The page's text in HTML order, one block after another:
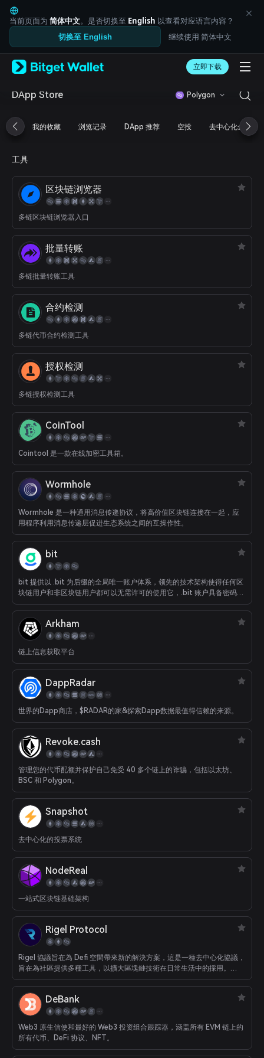
English
日本語
Tiếng Việt
Русский
Español (Latinoamérica)
Türkçe
Français
简体中文
繁體中文
Bahasa Indonesia
ภาษาไทย
العربية
Español
Português (Brasil)
Español (Argentina)
当前页面为 简体中文。是否切换至 English 以查看对应语言内容？
切换至 English 继续使用 简体中文
立即下载
DApp Store Polygon
我的收藏 浏览记录 DApp 推荐 空投 去中心化金融
工具
区块链浏览器
多链区块链浏览器入口
批量转账
多链批量转账工具
合约检测
多链代币合约检测工具
授权检测
多链授权检测工具
CoinTool
Cointool 是一款在线加密工具箱。
Wormhole
Wormhole 是一种通用消息传递协议，将高价值区块链连接在一起，应
用程序利用消息传递层促进生态系统之间的互操作性。
bit
bit 提供以 .bit 为后缀的全局唯一账户体系，领先的技术架构使得任何区
块链用户和非区块链用户都可以无需许可的使用它，.bit 账户具备密码学
级别安全的跨链特性，是满足整个 Web3.0 终极要求的 DID 系统。 .bit
口，也可以作为去中心化的个人主页（.bit.cc），还可以衔接 Web2.0 和
Web3.0。
Arkham
链上信息获取平台
DappRadar
世界的Dapp商店，$RADAR的家&探索Dapp数据最值得信赖的来源。
Revoke.cash
管理您的代币配额并保护自己免受 40 多个链上的诈骗，包括以太坊、
BSC 和 Polygon。
Snapshot
去中心化的投票系统
NodeReal
一站式区块链基础架构
Rigel Protocol
Rigel 協議旨在為 Defi 空間帶來新的解決方案，這是一種去中心化協議，
旨在為社區提供多種工具，以擴大區塊鏈技術在日常生活中的採用。
Rigel 協議完全由 Rigel 協議社區設計、設置、開發和驅動。 所有提案和
DeBank
Web3 原生信使和最好的 Web3 投资组合跟踪器，涵盖所有 EVM 链上的
所有代币、DeFi 协议、NFT。